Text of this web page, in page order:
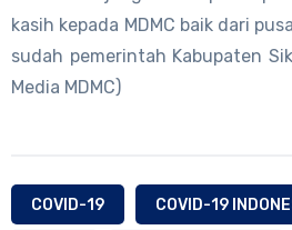
kasih kepada MDMC baik dari
sudah pemerintah Kabupaten
Media MDMC)
COVID-19 COVID-19